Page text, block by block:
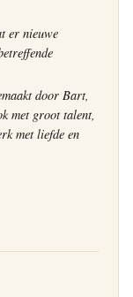
er nieuwe
door Bart,
met groot talent,
met liefde en